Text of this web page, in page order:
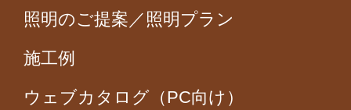
照明のご提案／照明プラン
施工例
ウェブカタログ（PC向け）